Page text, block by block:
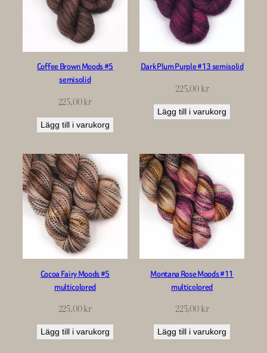
Coffee Brown Moods #5
semisolid
225,00kr
Lägg till i varukorg
Dark Plum Purple #13 semisolid
225,00kr
Lägg till i varukorg
Cocoa Fairy Moods #5
multicolored
225,00kr
Lägg till i varukorg
Montana Rose Moods #11
multicolored
225,00kr
Lägg till i varukorg